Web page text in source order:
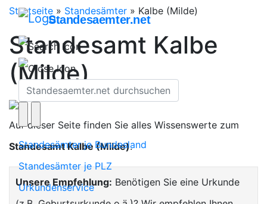
Standesaemter.net
Standesämter je Bundesland
Standesämter je PLZ
Urkundenservice
Startseite » Standesämter » Kalbe (Milde)
Standesamt Kalbe
(Milde)
Auf dieser Seite finden Sie alles Wissenswerte zum
Standesamt Kalbe (Milde).
Unsere Empfehlung: Benötigen Sie eine Urkunde